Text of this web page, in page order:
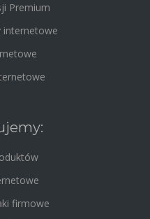
Premium
internetowe
firmowe